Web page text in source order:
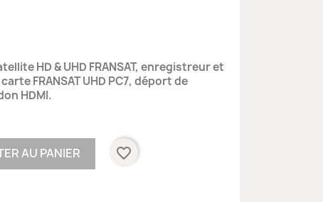
HD & UHD FRANSAT, enregistreur et
FRANSAT UHD PC7, déport de
HDMI.
AU PANIER favorite_border